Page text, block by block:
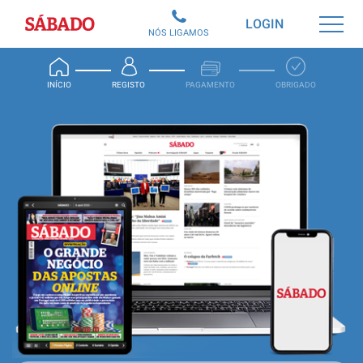
Sábado
INÍCIO REGISTO PAGAMENTO OBRIGADO
LOGIN
NÓS LIGAMOS